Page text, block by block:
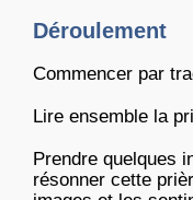
Déroulement
Commencer par
Lire ensemble la
Prendre quelques
résonner cette